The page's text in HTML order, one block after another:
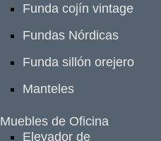
Funda cojín vintage
Fundas Nórdicas
Funda sillón orejero
Manteles
Muebles de Oficina
Elevador de